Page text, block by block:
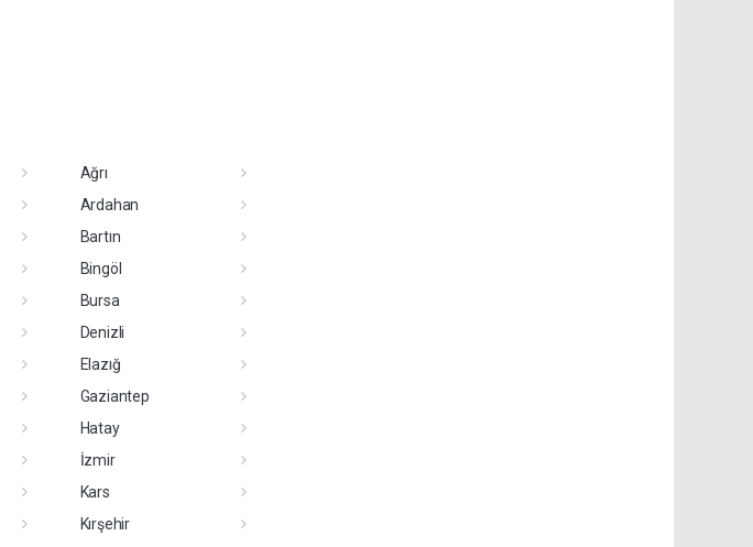
Ağrı
Ardahan
Bartın
Bingöl
Bursa
Denizli
Elazığ
Gaziantep
Hatay
İzmir
Kars
Kırşehir